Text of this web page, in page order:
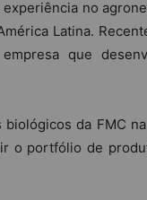
no
Latina.
que
da FMC
o portfólio de